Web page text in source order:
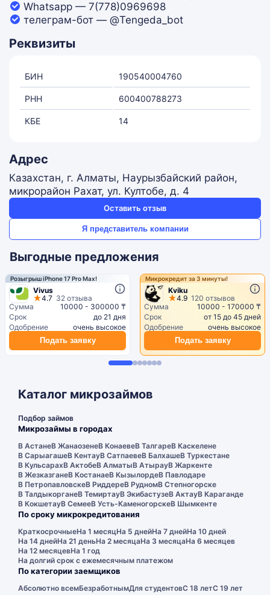
Whatsapp — 7(778)0969698
телеграм-бот — @Tengeda_bot
Реквизиты
БИН 190540004760
РНН 600400788273
КБЕ 14
Адрес
Казахстан, г. Алматы, Наурызбайский район,
микрорайон Рахат, ул. Култобе, д. 4
Оставить отзыв
Я представитель компании
Выгодные предложения
Розыгрыш iPhone 17 Pro Max!
Vivus
4.7 32 отзыва
Сумма
10000 - 300000 ₸
Срок
до 21 дня
Одобрение
очень высокое
Подать заявку
Микрокредит за 3 минуты!
Kviku
4.9 120 отзывов
Сумма
10000 - 170000 ₸
Срок
от 15 до 45 дней
Одобрение
очень высокое
Подать заявку
Каталог микрозаймов
Подбор займов
Микрозаймы в городах
В АстанеВ ЖанаозенеВ КонаевеВ ТалгареВ Каскелене
В СарыагашеВ КентауВ СатпаевеВ БалхашеВ Туркестане
В КульсарахВ АктобеВ АлматыВ АтырауВ Жаркенте
В ЖезказганеВ КостанаеВ КызылордеВ Павлодаре
В ПетропавловскеВ РиддереВ РудномВ Степногорске
В ТалдыкорганеВ ТемиртауВ ЭкибастузеВ АктауВ Караганде
В КокшетауВ СемееВ Усть-КаменогорскеВ Шымкенте
По сроку микрокредитования
КраткосрочныеНа 1 месяцНа 5 днейНа 7 днейНа 10 дней
На 14 днейНа 21 деньНа 2 месяцаНа 3 месяцаНа 6 месяцев
На 12 месяцевНа 1 год
На долгий срок с ежемесячным платежом
По категории заемщиков
Абсолютно всемБезработнымДля студентовС 18 летС 19 лет